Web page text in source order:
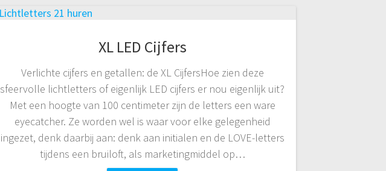
XL LED Cijfers
Verlichte cijfers en getallen: de XL CijfersHoe zien deze
sfeervolle lichtletters of eigenlijk LED cijfers er nou eigenlijk uit?
Met een hoogte van 100 centimeter zijn de letters een ware
eyecatcher. Ze worden wel is waar voor elke gelegenheid
ingezet, denk daarbij aan: denk aan initialen en de LOVE-letters
tijdens een bruiloft, als marketingmiddel op…